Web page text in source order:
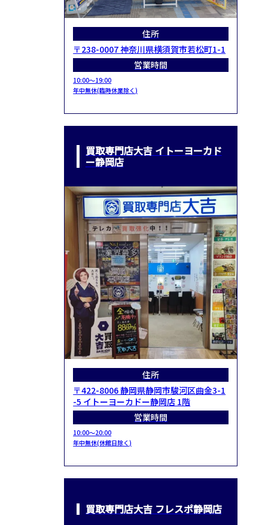
住所
〒238-0007 神奈川県横須賀市若松町1-1
営業時間
10:00～19:00
年中無休(臨時休業除く)
買取専門店大吉 イトーヨーカド
ー静岡店
住所
〒422-8006 静岡県静岡市駿河区曲金3-1
-5 イトーヨーカドー静岡店 1階
営業時間
10:00～20:00
年中無休(休館日除く)
買取専門店大吉 フレスポ静岡店